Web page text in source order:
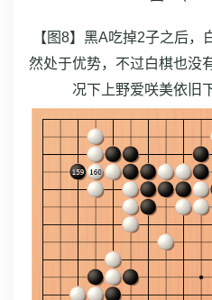
【图8】黑A吃掉2子之后
然处于优势，不过白棋也没
况下上野爱咲美依旧